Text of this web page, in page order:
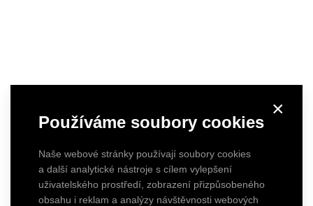
×
Používáme soubory cookies
Naše webové stránky používají soubory cookies
a další analytické nástroje s cílem vylepšení
uživatelského prostředí, zobrazení přizpůsobeného
obsahu i reklam a analýzy návštěvnosti webových